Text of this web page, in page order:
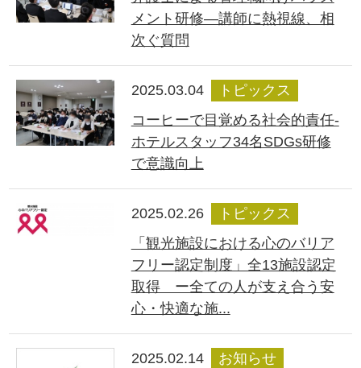
メント研修―講師に熱視線、相
次ぐ質問
2025.03.04
トピックス
コーヒーで目覚める社会的責任-
ホテルスタッフ34名SDGs研修
で意識向上
2025.02.26
トピックス
「観光施設における心のバリア
フリー認定制度」全13施設認定
取得 ー全ての人が支え合う安
心・快適な施...
2025.02.14
お知らせ